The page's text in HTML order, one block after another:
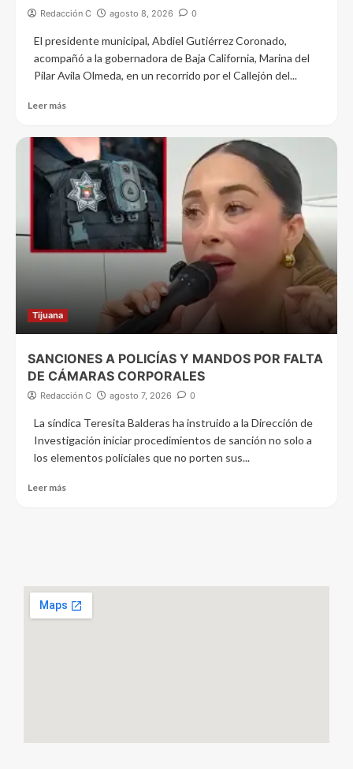
Redacción C agosto 8, 2026 0
El presidente municipal, Abdiel Gutiérrez Coronado,
acompañó a la gobernadora de Baja California, Marina del
Pilar Avila Olmeda, en un recorrido por el Callejón del...
Leer más
Tijuana
SANCIONES A POLICÍAS Y MANDOS POR FALTA
DE CÁMARAS CORPORALES
Redacción C agosto 7, 2026 0
La síndica Teresita Balderas ha instruido a la Dirección de
Investigación iniciar procedimientos de sanción no solo a
los elementos policiales que no porten sus...
Leer más